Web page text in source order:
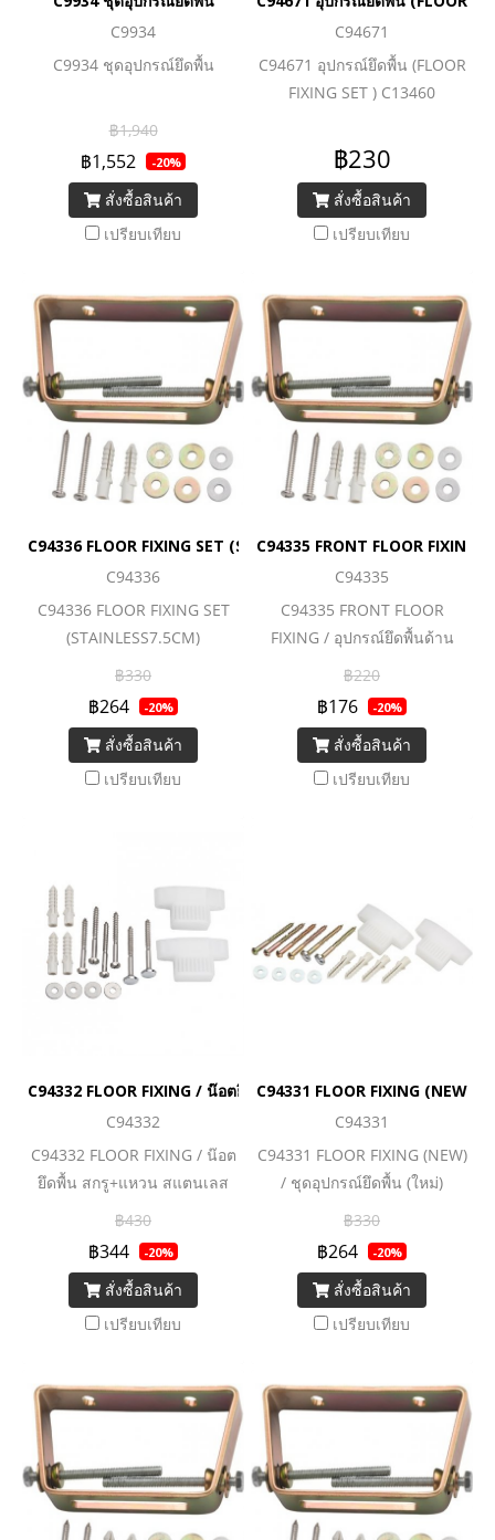
C9934
C9934 ชุดอุปกรณ์ยึดพื้น
฿1,940
฿1,552 -20%
สั่งซื้อสินค้า
เปรียบเทียบ
C94671
C94671 อุปกรณ์ยึดพื้น (FLOOR
FIXING SET ) C13460
฿230
สั่งซื้อสินค้า
เปรียบเทียบ
C94336 FLOOR FIXING SET (STAINLESS7.5CM)
C94336
C94336 FLOOR FIXING SET
(STAINLESS7.5CM)
฿330
฿264 -20%
สั่งซื้อสินค้า
เปรียบเทียบ
C94335 FRONT FLOOR
C94335
C94335 FRONT FLOOR
FIXING / อุปกรณ์ยึดพื้นด้าน
หน้า
฿220
฿176 -20%
สั่งซื้อสินค้า
เปรียบเทียบ
C94332 FLOOR FIXING / น๊อตยึดพื้น สกรู+แหวน สแตนเลส
C94332
C94332 FLOOR FIXING / น๊อต
ยึดพื้น สกรู+แหวน สแตนเลส
฿430
฿344 -20%
สั่งซื้อสินค้า
เปรียบเทียบ
C94331 FLOOR FIXING (NEW)
C94331
C94331 FLOOR FIXING (NEW)
/ ชุดอุปกรณ์ยึดพื้น (ใหม่)
฿330
฿264 -20%
สั่งซื้อสินค้า
เปรียบเทียบ